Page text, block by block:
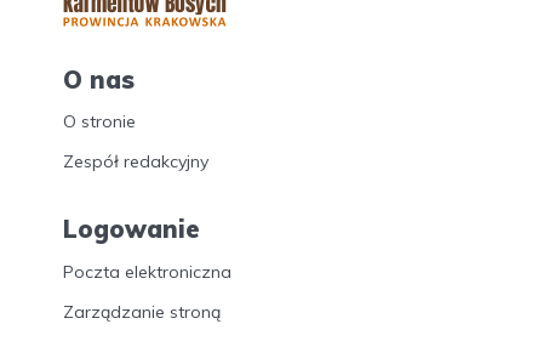
O nas
O stronie
Zespół redakcyjny
Logowanie
Poczta elektroniczna
Zarządzanie stroną